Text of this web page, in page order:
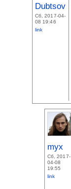
Dubtsov
Сб, 2017-04-
08 19:46
link
myx
Сб, 2017-
04-08
19:55
link